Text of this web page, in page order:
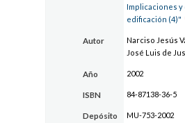
Implicaciones
edificación (4)"
Autor
Narciso Jesús
José Luis de
Año 2002
ISBN 84-87138-36-5
Depósito
MU-753-2002